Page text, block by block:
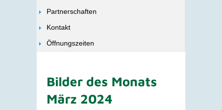
Partnerschaften
Kontakt
Öffnungszeiten
Bilder des Monats
März 2024